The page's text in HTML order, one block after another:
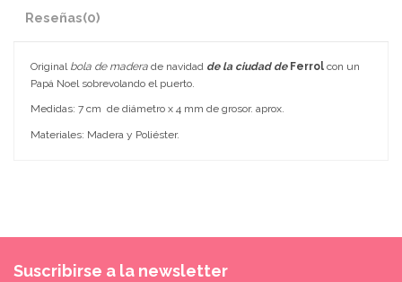
Reseñas(0)
Original bola de madera de navidad de la ciudad deFerrol con un
Papá Noel sobrevolando el puerto.
Medidas: 7 cm de diámetro x 4 mm de grosor. aprox.
Materiales: Madera y Poliéster.
Suscribirse a la newsletter